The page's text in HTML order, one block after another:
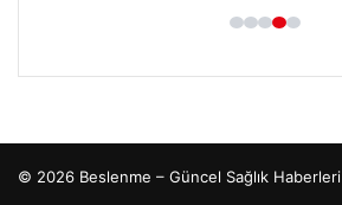
© 2026 Beslenme – Güncel Sağlık Haberleri